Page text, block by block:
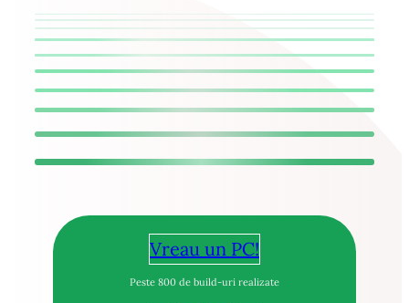
Vreau un PC!
Peste 800 de build-uri realizate